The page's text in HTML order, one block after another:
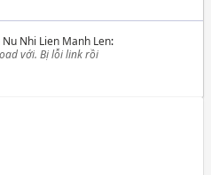
Nhi Lien Manh Len:
với. Bị lỗi link rồi